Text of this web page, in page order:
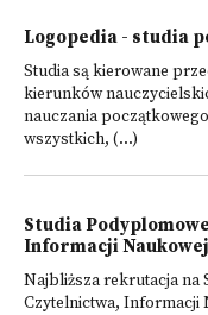
Logopedia - studia
Studia są kierowane
kierunków
nauczania
wszystkich, (...)
Studia
Informacji
Najbliższa rekrutacja na
Czytelnictwa, Informacji